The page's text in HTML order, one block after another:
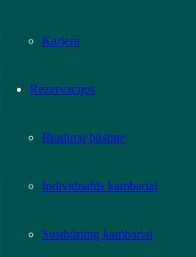
Karjera
Rezervacijos
Išradimų būstinė
Individualūs kambariai
Susibūrimų kambariai